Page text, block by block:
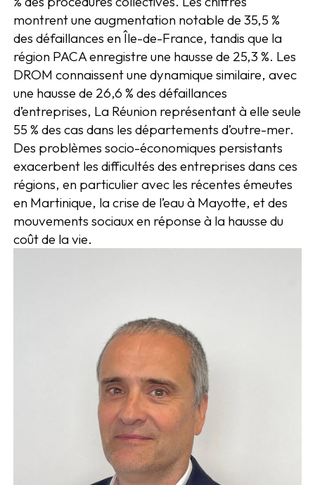
montrent une augmentation notable de 35,5 %
des défaillances en Île-de-France, tandis que la
région PACA enregistre une hausse de 25,3 %. Les
DROM connaissent une dynamique similaire, avec
une hausse de 26,6 % des défaillances
d’entreprises, La Réunion représentant à elle seule
55 % des cas dans les départements d’outre-mer.
Des problèmes socio-économiques persistants
exacerbent les difficultés des entreprises dans ces
régions, en particulier avec les récentes émeutes
en Martinique, la crise de l’eau à Mayotte, et des
mouvements sociaux en réponse à la hausse du
coût de la vie.